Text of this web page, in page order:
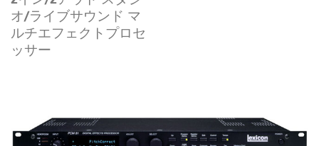
トレーニング
サポート
言語/地域
オ/ライブサウンド マ
ルチエフェクトプロセ
ッサー